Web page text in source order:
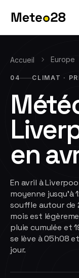
Accueil Europe
04 CLIMAT ·
en
En avril à
moyenne jusqu'à
souffle autour de
mois est
pluie cumulée et
se lève à 05h08
jour.